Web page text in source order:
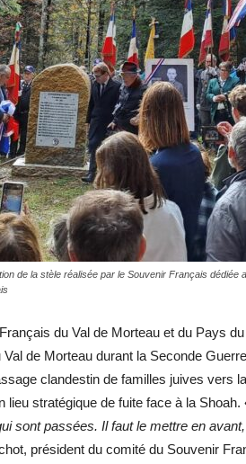
–
de la stèle réalisée par le Souvenir Français dédiée
du Val de Morteau et du Pays
de Morteau durant la Seconde
clandestin de familles juives vers
lieu stratégique de fuite face à la Shoah.
sont passées. Il faut le mettre en
président du comité du Souvenir